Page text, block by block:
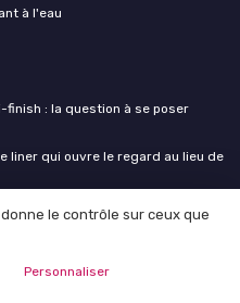
à l'eau
: la question à se poser
liner qui ouvre le regard au lieu de
beauté globale qui
le contrôle sur ceux que
Personnaliser